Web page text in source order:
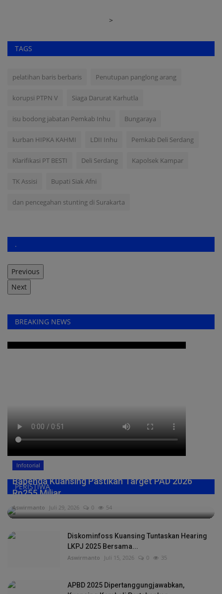
>
TAGS
pelatihan baris berbaris Penutupan panglong arang
korupsi PTPN V Siaga Darurat Karhutla
isu bodong jabatan Pemkab Inhu Bungaraya
kurban HIPKA KAHMI LDII Inhu Pemkab Deli Serdang
Klarifikasi PT BESTI Deli Serdang Kapolsek Kampar
TK Assisi Bupati Siak Afni
dan pencegahan stunting di Surakarta
.
Previous
Next
BREAKING NEWS
PERISTIWA
Infotorial
Bapenda Kuansing Pastikan Target PAD 2026
Rp255 Miliar,...
Aswirmanto Juli 29, 2026 0 54
Diskominfoss Kuansing Tuntaskan Hearing
LKPJ 2025 Bersama...
Aswirmanto Juli 15, 2026 0 35
APBD 2025 Dipertanggungjawabkan,